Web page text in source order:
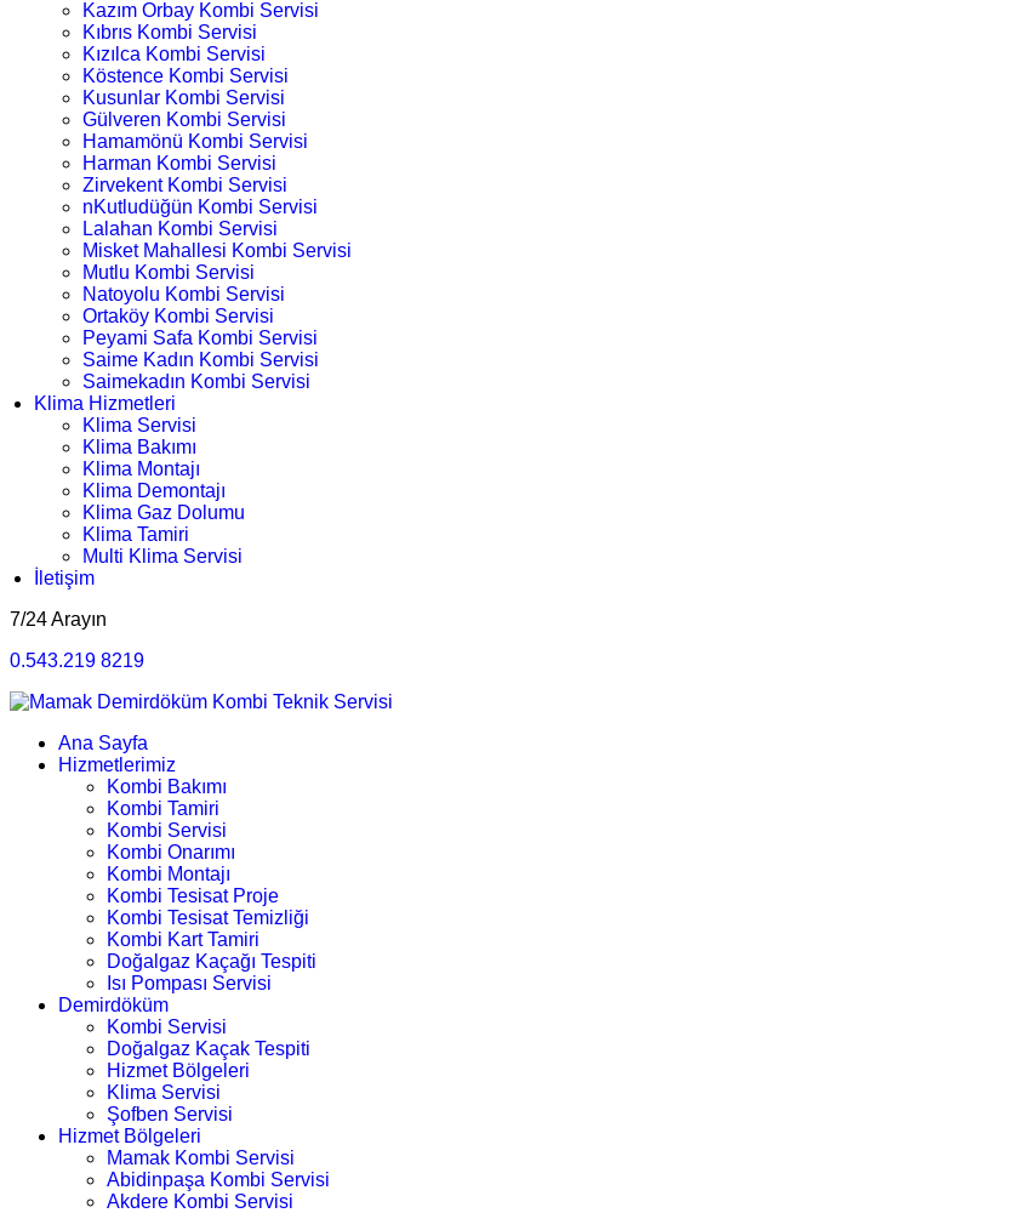
Kazım Orbay Kombi Servisi
Kıbrıs Kombi Servisi
Kızılca Kombi Servisi
Köstence Kombi Servisi
Kusunlar Kombi Servisi
Gülveren Kombi Servisi
Hamamönü Kombi Servisi
Harman Kombi Servisi
Zirvekent Kombi Servisi
nKutludüğün Kombi Servisi
Lalahan Kombi Servisi
Misket Mahallesi Kombi Servisi
Mutlu Kombi Servisi
Natoyolu Kombi Servisi
Ortaköy Kombi Servisi
Peyami Safa Kombi Servisi
Saime Kadın Kombi Servisi
Saimekadın Kombi Servisi
Klima Hizmetleri
Klima Servisi
Klima Bakımı
Klima Montajı
Klima Demontajı
Klima Gaz Dolumu
Klima Tamiri
Multi Klima Servisi
İletişim
7/24 Arayın
0.543.219 8219
Ana Sayfa
Hizmetlerimiz
Kombi Bakımı
Kombi Tamiri
Kombi Servisi
Kombi Onarımı
Kombi Montajı
Kombi Tesisat Proje
Kombi Tesisat Temizliği
Kombi Kart Tamiri
Doğalgaz Kaçağı Tespiti
Isı Pompası Servisi
Demirdöküm
Kombi Servisi
Doğalgaz Kaçak Tespiti
Hizmet Bölgeleri
Klima Servisi
Şofben Servisi
Hizmet Bölgeleri
Mamak Kombi Servisi
Abidinpaşa Kombi Servisi
Akdere Kombi Servisi